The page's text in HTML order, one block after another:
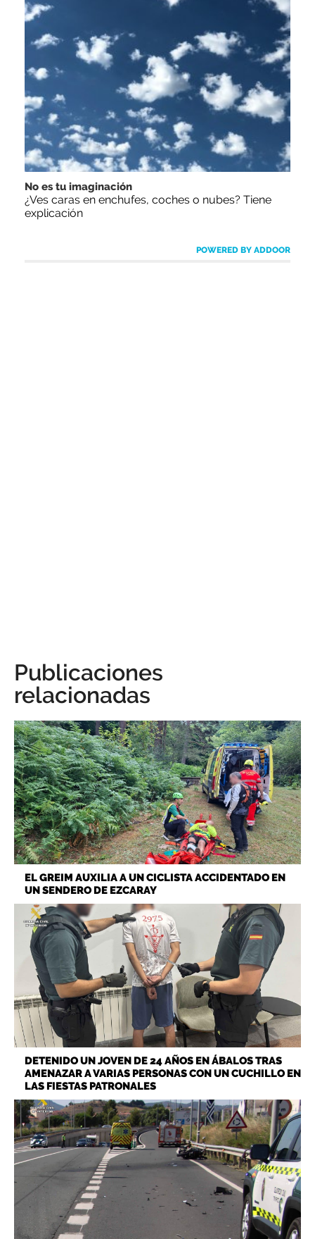
No es tu imaginación
¿Ves caras en enchufes, coches o nubes? Tiene
explicación
POWERED BY ADDOOR
Publicaciones
relacionadas
EL GREIM AUXILIA A UN CICLISTA ACCIDENTADO EN
UN SENDERO DE EZCARAY
DETENIDO UN JOVEN DE 24 AÑOS EN ÁBALOS TRAS
AMENAZAR A VARIAS PERSONAS CON UN CUCHILLO EN
LAS FIESTAS PATRONALES